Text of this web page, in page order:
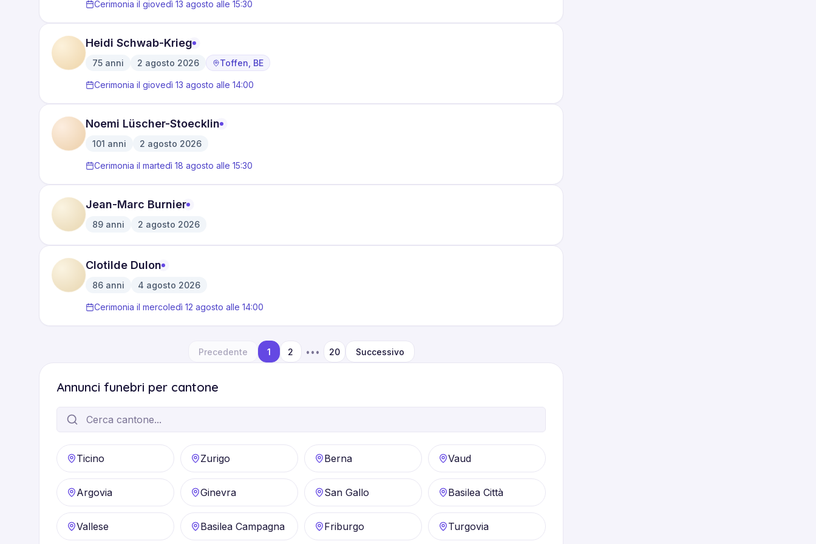
Cerimonia il giovedì 13 agosto alle 15:30
Heidi Schwab-Krieg
75 anni 2 agosto 2026 Toffen, BE
Cerimonia il giovedì 13 agosto alle 14:00
Noemi Lüscher-Stoecklin
101 anni 2 agosto 2026
Cerimonia il martedì 18 agosto alle 15:30
Jean-Marc Burnier
89 anni 2 agosto 2026
Clotilde Dulon
86 anni 4 agosto 2026
Cerimonia il mercoledì 12 agosto alle 14:00
Precedente 1 2 ••• 20 Successivo
Annunci funebri per cantone
Ticino Zurigo Berna Vaud
Argovia Ginevra San Gallo Basilea Città
Vallese Basilea Campagna Friburgo Turgovia